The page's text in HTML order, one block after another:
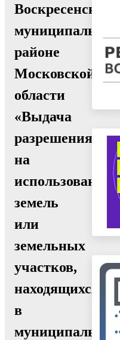
Воскресенском
муниципальном
районе
Московской
области
«Выдача
разрешения
на
использование
земель
или
земельных
участков,
находящихся
в
муниципальной